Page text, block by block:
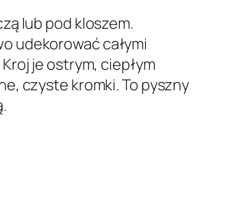
lub pod kloszem.
udekorować całymi
je ostrym, ciepłym
czyste kromki. To pyszny